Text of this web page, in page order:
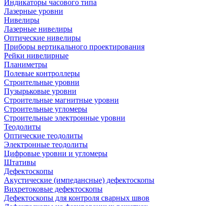
Индикаторы часового типа
Лазерные уровни
Нивелиры
Лазерные нивелиры
Оптические нивелиры
Приборы вертикального проектирования
Рейки нивелирные
Планиметры
Полевые контроллеры
Строительные уровни
Пузырьковые уровни
Строительные магнитные уровни
Строительные угломеры
Строительные электронные уровни
Теодолиты
Оптические теодолиты
Электронные теодолиты
Цифровые уровни и угломеры
Штативы
Дефектоскопы
Акустические (импедансные) дефектоскопы
Вихретоковые дефектоскопы
Дефектоскопы для контроля сварных швов